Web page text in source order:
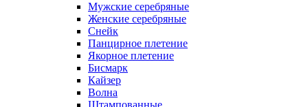
Мужские серебряные
Женские серебряные
Снейк
Панцирное плетение
Якорное плетение
Бисмарк
Кайзер
Волна
Штампованные